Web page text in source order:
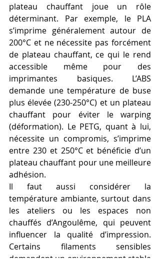
plateau chauffant joue un rôle
déterminant. Par exemple, le PLA
s’imprime généralement autour de
200°C et ne nécessite pas forcément
de plateau chauffant, ce qui le rend
accessible même pour des
imprimantes basiques. L’ABS
demande une température de buse
plus élevée (230-250°C) et un plateau
chauffant pour éviter le warping
(déformation). Le PETG, quant à lui,
nécessite un compromis, s’imprime
entre 230 et 250°C et bénéficie d’un
plateau chauffant pour une meilleure
adhésion.
Il faut aussi considérer la
température ambiante, surtout dans
les ateliers ou les espaces non
chauffés d’Angoulême, qui peuvent
influencer la qualité d’impression.
Certains filaments sensibles
demandent un environnement stable